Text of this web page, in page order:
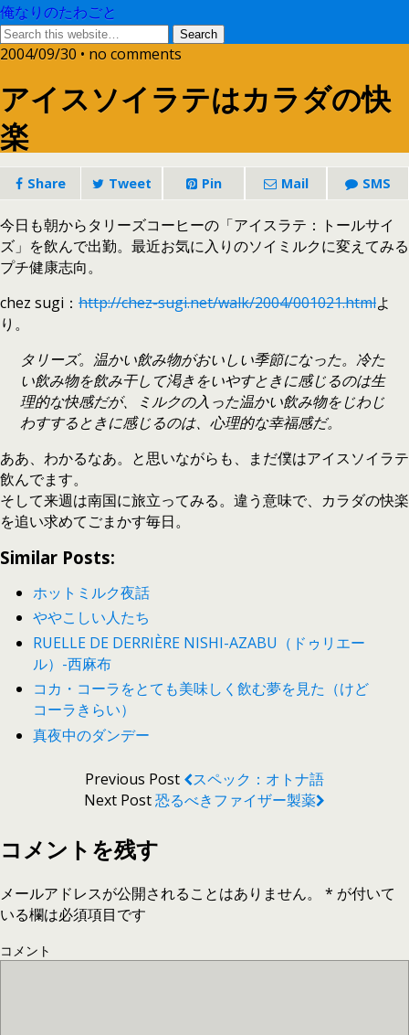
俺なりのたわごと
2004/09/30 • no comments
アイスソイラテはカラダの快
楽
Share Tweet Pin Mail SMS
今日も朝からタリーズコーヒーの「アイスラテ：トールサイ
ズ」を飲んで出勤。最近お気に入りのソイミルクに変えてみる
プチ健康志向。
chez sugi： http://chez-sugi.net/walk/2004/001021.htmlよ
り。
タリーズ。温かい飲み物がおいしい季節になった。冷た
い飲み物を飲み干して渇きをいやすときに感じるのは生
理的な快感だが、ミルクの入った温かい飲み物をじわじ
わすするときに感じるのは、心理的な幸福感だ。
ああ、わかるなあ。と思いながらも、まだ僕はアイスソイラテ
飲んでます。
そして来週は南国に旅立ってみる。違う意味で、カラダの快楽
を追い求めてごまかす毎日。
Similar Posts:
ホットミルク夜話
ややこしい人たち
RUELLE DE DERRIÈRE NISHI-AZABU（ドゥリエー
ル）-西麻布
コカ・コーラをとても美味しく飲む夢を見た（けど
コーラきらい）
真夜中のダンデー
Previous Post
スペック：オトナ語
Next Post恐るべきファイザー製薬
コメントを残す
メールアドレスが公開されることはありません。 * が付いて
いる欄は必須項目です
コメント